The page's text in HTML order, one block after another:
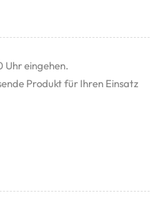
Uhr eingehen.
Produkt für Ihren Einsatz